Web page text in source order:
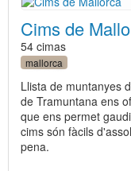
Cims de
54 cimas
mallorca
Llista de muntanyes
de Tramuntana ens
que ens permet
cims són fàcils
pena.